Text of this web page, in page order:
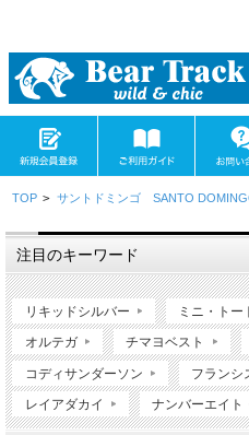
TOP > サントドミンゴ SANTO
注目のキーワード
リキッドシルバー ミニ・トー
オルテガ チマヨベスト
コディサンダーソン フランシ
レイアダカイ ナンバーエイト